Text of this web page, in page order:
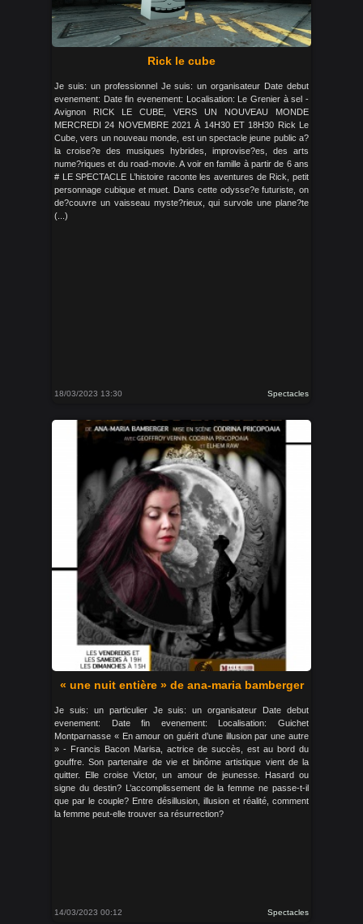
Rick le cube
Je suis: un professionnel Je suis: un organisateur Date debut
evenement: Date fin evenement: Localisation: Le Grenier à sel -
Avignon RICK LE CUBE, VERS UN NOUVEAU MONDE
MERCREDI 24 NOVEMBRE 2021 À 14H30 ET 18H30 Rick Le
Cube, vers un nouveau monde, est un spectacle jeune public a?
la croise?e des musiques hybrides, improvise?es, des arts
nume?riques et du road-movie. A voir en famille à partir de 6 ans
# LE SPECTACLE L’histoire raconte les aventures de Rick, petit
personnage cubique et muet. Dans cette odysse?e futuriste, on
de?couvre un vaisseau myste?rieux, qui survole une plane?te
(...)
18/03/2023 13:30 Spectacles
« une nuit entière » de ana-maria bamberger
Je suis: un particulier Je suis: un organisateur Date debut
evenement: Date fin evenement: Localisation: Guichet
Montparnasse « En amour on guérit d’une illusion par une autre
» - Francis Bacon Marisa, actrice de succès, est au bord du
gouffre. Son partenaire de vie et binôme artistique vient de la
quitter. Elle croise Victor, un amour de jeunesse. Hasard ou
signe du destin? L’accomplissement de la femme ne passe-t-il
que par le couple? Entre désillusion, illusion et réalité, comment
la femme peut-elle trouver sa résurrection?
14/03/2023 00:12 Spectacles